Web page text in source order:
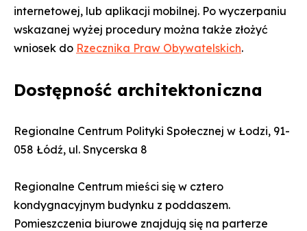
internetowej, lub aplikacji mobilnej. Po wyczerpaniu
wskazanej wyżej procedury można także złożyć
wniosek do Rzecznika Praw Obywatelskich.
Dostępność architektoniczna
Regionalne Centrum Polityki Społecznej w Łodzi, 91-
058 Łódź, ul. Snycerska 8
Regionalne Centrum mieści się w cztero
kondygnacyjnym budynku z poddaszem.
Pomieszczenia biurowe znajdują się na parterze